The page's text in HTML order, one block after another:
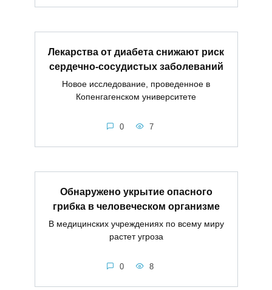
Лекарства от диабета снижают риск
сердечно-сосудистых заболеваний
Новое исследование, проведенное в
Копенгагенском университете
0 7
Обнаружено укрытие опасного
грибка в человеческом организме
В медицинских учреждениях по всему миру
растет угроза
0 8